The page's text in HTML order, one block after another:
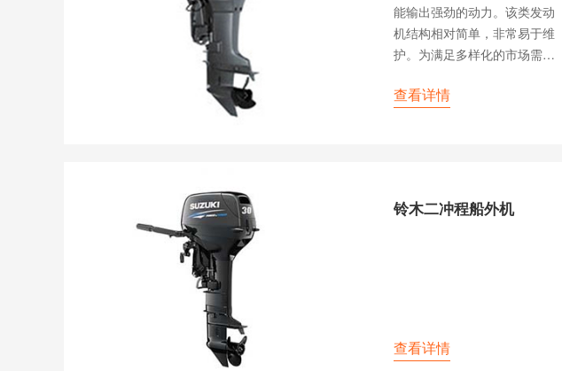
能输出强劲的动力。该类发动
机结构相对简单，非常易于维
护。为满足多样化的市场需
机。
查看详情
铃木二冲程船外机
查看详情